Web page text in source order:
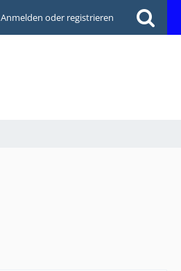
Anmelden oder registrieren